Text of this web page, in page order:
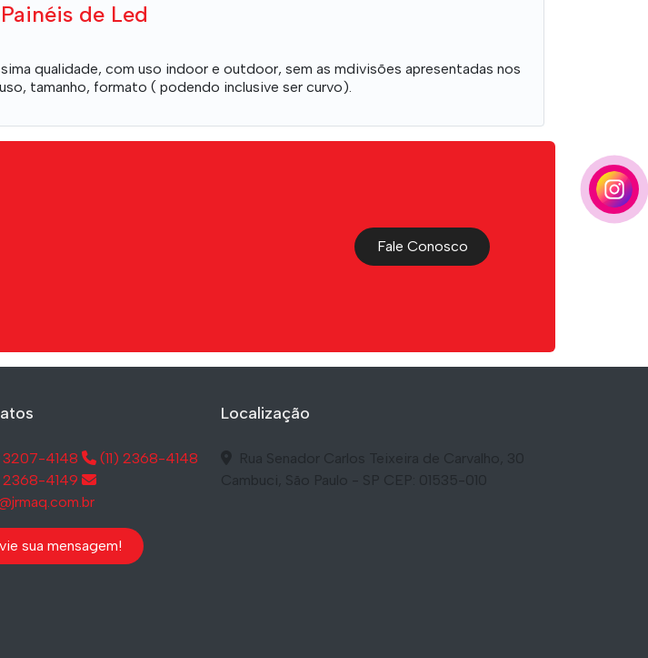
de Led
qualidade, com uso indoor e outdoor, sem as mdivisões apresentadas nos
tamanho, formato ( podendo inclusive ser curvo).
Fale Conosco
3207-4148
(11) 2368-4148
2368-4149
sua mensagem!
Localização
Rua Senador Carlos Teixeira de Carvalho, 30
Cambuci, São Paulo - SP CEP: 01535-010